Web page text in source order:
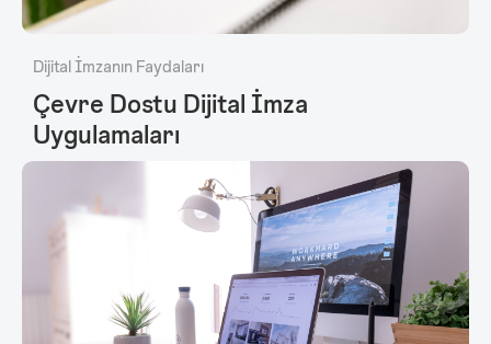
Dijital İmzanın Faydaları
Çevre Dostu Dijital İmza
Uygulamaları